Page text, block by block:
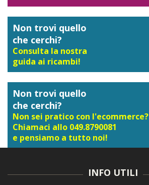
Non trovi quello
che cerchi?
Consulta la nostra
guida ai ricambi!
Non trovi quello
che cerchi?
Non sei pratico con l'ecommerce?
Chiamaci allo 049.8790081
e pensiamo a tutto noi!
INFO UTILI